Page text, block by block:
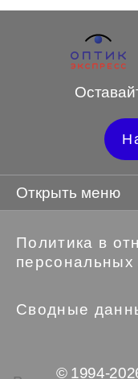
Открыть меню
Политика в
Сводные
© 1994-